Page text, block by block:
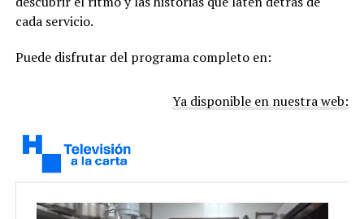
cada servicio.
Puede disfrutar del programa completo en:
Ya disponible en nuestra web: